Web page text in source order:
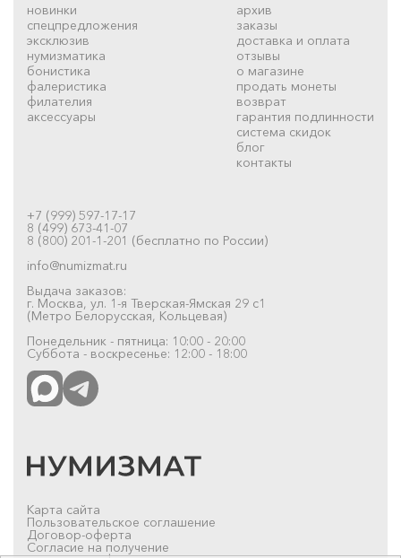
новинки
спецпредложения
эксклюзив
нумизматика
бонистика
фалеристика
филателия
аксессуары
архив
заказы
доставка и оплата
отзывы
о магазине
продать монеты
возврат
гарантия подлинности
система скидок
блог
контакты
+7 (999) 597-17-17
8 (499) 673-41-07
8 (800) 201-1-201 (бесплатно по России)
info@numizmat.ru
Выдача заказов:
г. Москва, ул. 1-я Тверская-Ямская 29 с1
(Метро Белорусская, Кольцевая)
Понедельник - пятница: 10:00 - 20:00
Суббота - воскресенье: 12:00 - 18:00
Карта сайта
Пользовательское соглашение
Договор-оферта
Согласие на получение